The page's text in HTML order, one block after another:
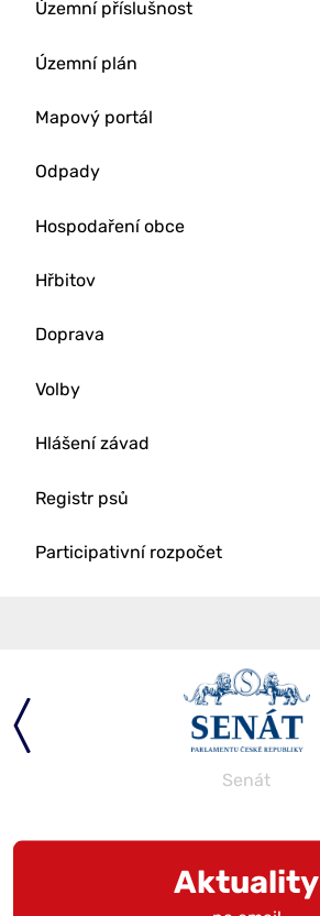
Územní příslušnost
Územní plán
Mapový portál
Odpady
Hospodaření obce
Hřbitov
Doprava
Volby
Hlášení závad
Registr psů
Participativní rozpočet
Senát
Aktuality